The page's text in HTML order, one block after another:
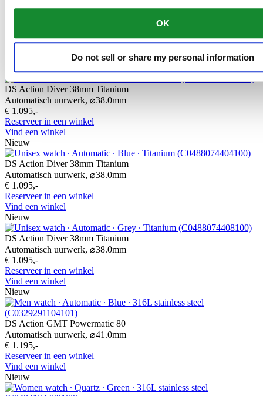
OK
Do not sell or share my personal information
kasten, banden en gespen, is enorm bestendig en corrosievast. Het
bevat slechts een minieme hoeveelheid nikkel, dat niet vrijkomt
tijdens het dragen en derhalve geen nikkelallergie veroorzaakt.
Gerelateerde producten
DS Action Diver 38mm Titanium
Automatisch uurwerk, ⌀38.0mm
€ 1.095,-
Reserveer in een winkel
Vind een winkel
Nieuw
DS Action Diver 38mm Titanium
Automatisch uurwerk, ⌀38.0mm
€ 1.095,-
Reserveer in een winkel
Vind een winkel
Nieuw
DS Action Diver 38mm Titanium
Automatisch uurwerk, ⌀38.0mm
€ 1.095,-
Reserveer in een winkel
Vind een winkel
Nieuw
DS Action GMT Powermatic 80
Automatisch uurwerk, ⌀41.0mm
€ 1.195,-
Reserveer in een winkel
Vind een winkel
Nieuw